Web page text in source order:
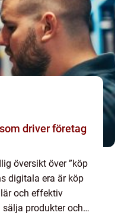
driver företag
översikt över ”köp
digitala era är köp
och effektiv
produkter och